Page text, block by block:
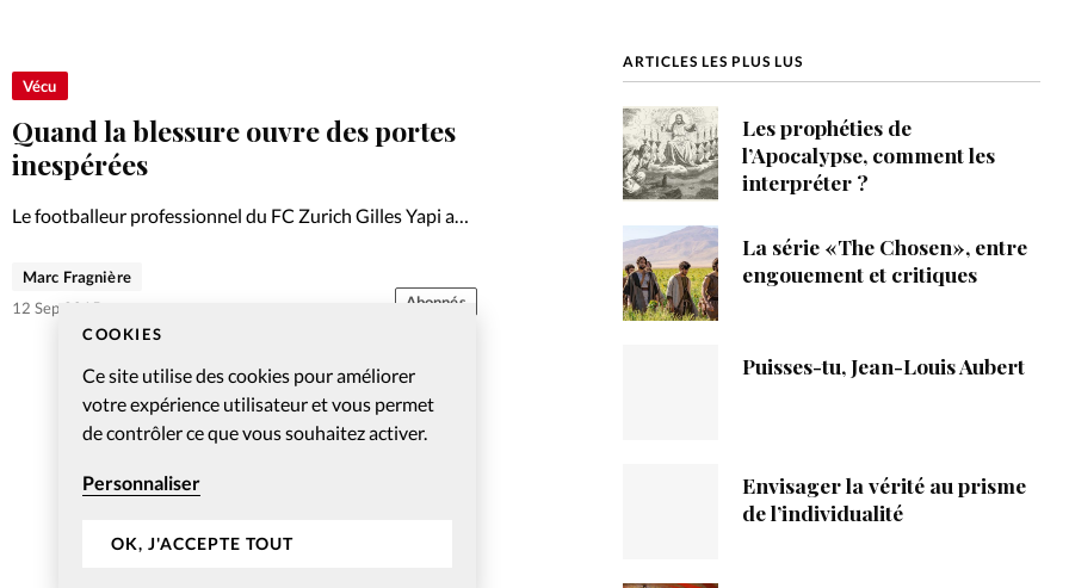
COOKIES
Ce site utilise des cookies pour améliorer
votre expérience utilisateur et vous permet
de contrôler ce que vous souhaitez activer.
Personnaliser
OK, J'ACCEPTE TOUT
Foi
Opinions
La boutique
À propos
Changemement d'adresse
Vécu
Quand la blessure ouvre des portes
inespérées
Le footballeur professionnel du FC Zurich Gilles Yapi a
période de convalescence pour parler autour de lui de
l’œuvre de Dieu dans sa vie…
Marc Fragnière
12 Sep 2015
Abonnés
ARTICLES LES PLUS LUS
Les prophéties de
l’Apocalypse, comment les
interpréter ?
La série «The Chosen», entre
engouement et critiques
Puisses-tu, Jean-Louis Aubert
Envisager la vérité au prisme
de l’individualité